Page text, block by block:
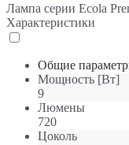
Лампа серии Ecola
Характеристики
Общие
Мощность [Вт]
9
Люмены
720
Цоколь